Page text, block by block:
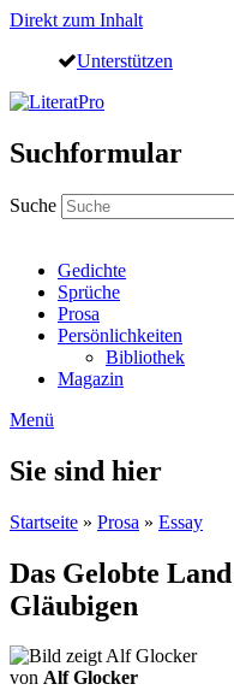
Direkt zum Inhalt
Unterstützen
Suchformular
Suche
Gedichte
Sprüche
Prosa
Persönlichkeiten
Bibliothek
Magazin
Menü
Sie sind hier
Startseite » Prosa » Essay
Das Gelobte
Gläubigen
von Alf Glocker